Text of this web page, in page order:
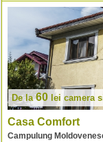
De la60 lei camera
Casa Comfort
Campulung